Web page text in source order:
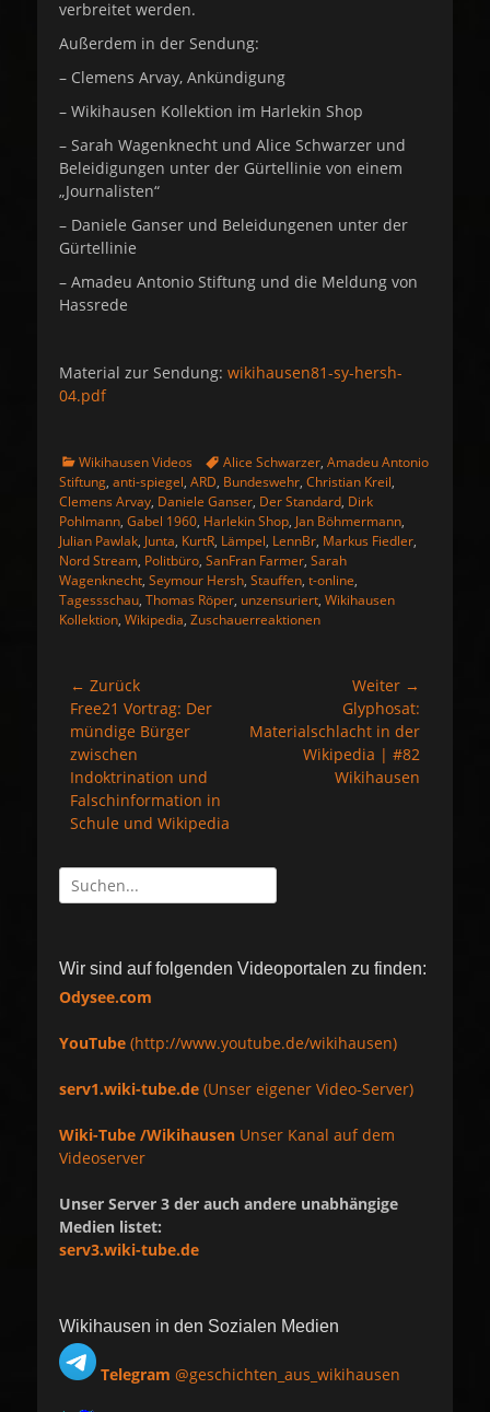
verbreitet werden.
Außerdem in der Sendung:
– Clemens Arvay, Ankündigung
– Wikihausen Kollektion im Harlekin Shop
– Sarah Wagenknecht und Alice Schwarzer und
Beleidigungen unter der Gürtellinie von einem
„Journalisten“
– Daniele Ganser und Beleidungenen unter der
Gürtellinie
– Amadeu Antonio Stiftung und die Meldung von
Hassrede
Material zur Sendung: wikihausen81-sy-hersh-
04.pdf
K
a
t
e
g
o
r
i
e
Wikihausen Videos
S
c
h
l
a
g
w
o
r
Alice Schwarzer, Amadeu Antonio
Stiftung, anti-spiegel, ARD, Bundeswehr, Christian Kreil,
Clemens Arvay, Daniele Ganser, Der Standard, Dirk
Pohlmann, Gabel 1960, Harlekin Shop, Jan Böhmermann,
Julian Pawlak, Junta, KurtR, Lämpel, LennBr, Markus Fiedler,
Nord Stream, Politbüro, SanFran Farmer, Sarah
Wagenknecht, Seymour Hersh, Stauffen, t-online,
Tagessschau, Thomas Röper, unzensuriert, Wikihausen
Kollektion, Wikipedia, Zuschauerreaktionen
Beitragsnavigation
← Zurück
Vorheriger
Beitrag:
Free21 Vortrag: Der
mündige Bürger
zwischen
Indoktrination und
Falschinformation in
Schule und Wikipedia
Weiter →
Beitrag:
Glyphosat:
Materialschlacht in der
Wikipedia | #82
Wikihausen
Suche
nach:
Wir sind auf folgenden Videoportalen zu finden:
Odysee.com
YouTube (http://www.youtube.de/wikihausen)
serv1.wiki-tube.de (Unser eigener Video-Server)
Wiki-Tube /Wikihausen Unser Kanal auf dem
Videoserver
Unser Server 3 der auch andere unabhängige
Medien listet:
serv3.wiki-tube.de
Wikihausen in den Sozialen Medien
Telegram @geschichten_aus_wikihausen